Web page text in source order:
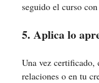
seguido el curso
5. Aplica lo
Una vez certificado,
relaciones o en tu